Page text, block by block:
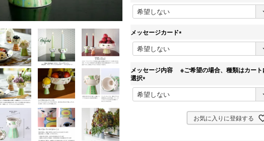
(
必
須
)
メッセージカード
(
須
メッセージ内容 ※ご希望の場合、種類はカート
選択
(
必
須
お気に入りに登録する